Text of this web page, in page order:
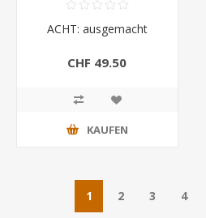
ACHT: ausgemacht
CHF 49.50
KAUFEN
1 2 3 4